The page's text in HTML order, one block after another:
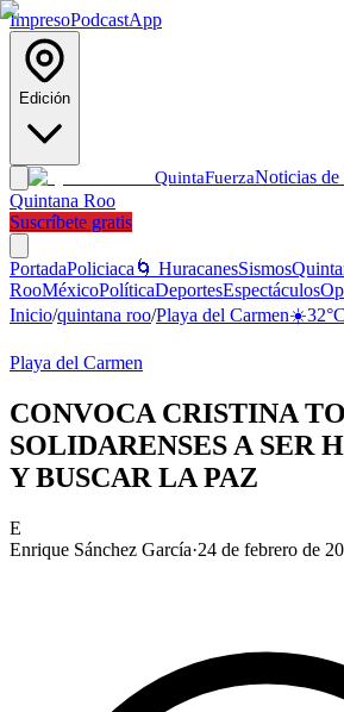
ImpresoPodcastApp
Edición
QuintaFuerzaNoticias de
Quintana Roo
Suscríbete gratis
PortadaPoliciaca 🌀 HuracanesSismos
RooMéxicoPolíticaDeportesEspectáculos
Inicio/quintana roo/Playa del Carmen☀️32°C
Playa del Carmen
CONVOCA CRISTINA
SOLIDARENSES A SER
Y BUSCAR LA PAZ
E
Enrique Sánchez García·24 de febrero de